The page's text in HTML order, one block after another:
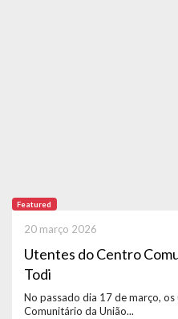
Featured
Utentes do Centro
Todi
20 março 2026
No passado dia 17 de março,
Comunitário da União...